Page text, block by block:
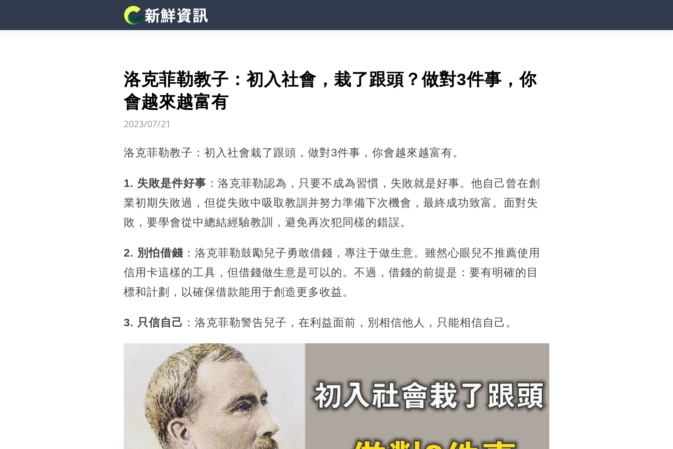
洛克菲勒教子：初入社會，栽了跟頭？做對3件事，你
會越來越富有
2023/07/21
洛克菲勒教子：初入社會栽了跟頭，做對3件事，你會越來越富有。
1. 失敗是件好事 ：洛克菲勒認為，只要不成為習慣，失敗就是好事。他自己曾在創
業初期失敗過，但從失敗中吸取教訓并努力準備下次機會，最終成功致富。面對失
敗，要學會從中總結經驗教訓，避免再次犯同樣的錯誤。
2. 別怕借錢 ：洛克菲勒鼓勵兒子勇敢借錢，專注于做生意。雖然心眼兒不推薦使用
信用卡這樣的工具，但借錢做生意是可以的。不過，借錢的前提是：要有明確的目
標和計劃，以確保借款能用于創造更多收益。
3. 只信自己 ：洛克菲勒警告兒子，在利益面前，別相信他人，只能相信自己。